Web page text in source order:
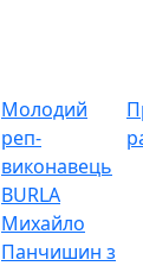
Молодий
реп-
виконавець
BURLA
Михайло
Панчишин з